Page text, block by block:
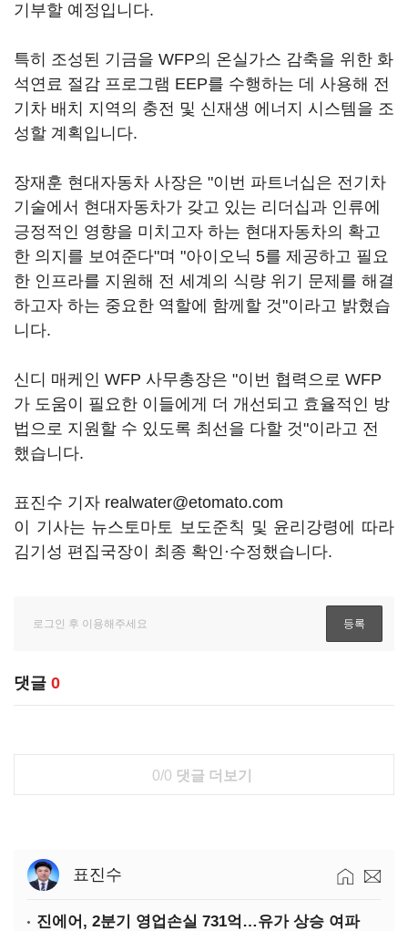
기부할 예정입니다.
특히 조성된 기금을 WFP의 온실가스 감축을 위한 화
석연료 절감 프로그램 EEP를 수행하는 데 사용해 전
기차 배치 지역의 충전 및 신재생 에너지 시스템을 조
성할 계획입니다.
장재훈 현대자동차 사장은 "이번 파트너십은 전기차
기술에서 현대자동차가 갖고 있는 리더십과 인류에
긍정적인 영향을 미치고자 하는 현대자동차의 확고
한 의지를 보여준다"며 "아이오닉 5를 제공하고 필요
한 인프라를 지원해 전 세계의 식량 위기 문제를 해결
하고자 하는 중요한 역할에 함께할 것"이라고 밝혔습
니다.
신디 매케인 WFP 사무총장은 "이번 협력으로 WFP
가 도움이 필요한 이들에게 더 개선되고 효율적인 방
법으로 지원할 수 있도록 최선을 다할 것"이라고 전
했습니다.
표진수 기자 realwater@etomato.com
이 기사는 뉴스토마토 보도준칙 및 윤리강령에 따라
김기성 편집국장이 최종 확인·수정했습니다.
댓글 0
0/0 댓글 더보기
표진수
진에어, 2분기 영업손실 731억…유가 상승 여파